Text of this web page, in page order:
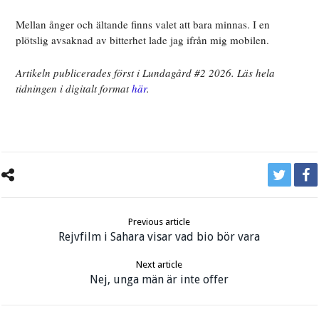
Mellan ånger och ältande finns valet att bara minnas. I en
plötslig avsaknad av bitterhet lade jag ifrån mig mobilen.
Artikeln publicerades först i Lundagård #2 2026. Läs hela
tidningen i digitalt formathär.
Previous article
Rejvfilm i Sahara visar vad bio bör vara
Next article
Nej, unga män är inte offer